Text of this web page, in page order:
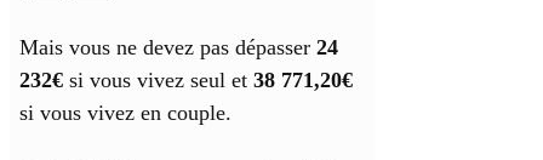
Mais vous ne devez pas dépasser 24
232€ si vous vivez seul et 38 771,20€
si vous vivez en couple.